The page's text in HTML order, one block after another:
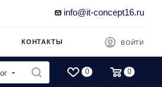
info@it-concept16.ru
КОНТАКТЫ ВОЙТИ
0 0